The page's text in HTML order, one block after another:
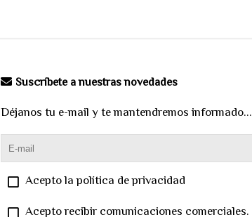
Suscríbete a nuestras novedades
Déjanos tu e-mail y te mantendremos informado...
Acepto la política de privacidad
Acepto recibir comunicaciones comerciales.